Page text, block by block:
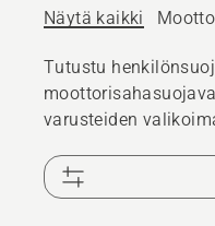
Näytä kaikki
Tutustu
varusteiden
valmis kaikkiin